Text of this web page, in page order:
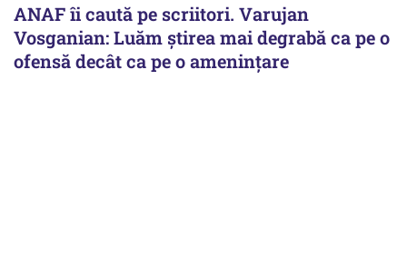
ANAF îi caută pe scriitori. Varujan
Vosganian: Luăm știrea mai degrabă ca pe o
ofensă decât ca pe o amenințare